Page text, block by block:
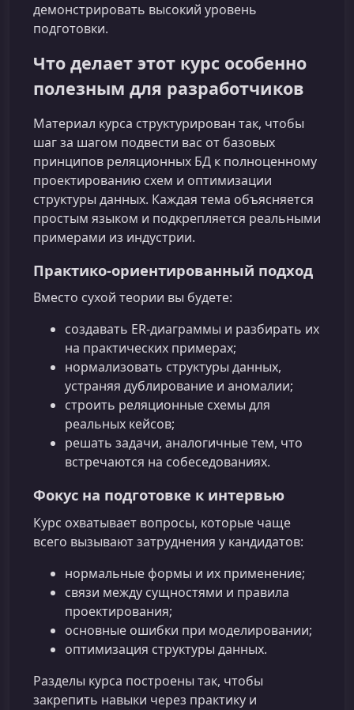
демонстрировать высокий уровень
подготовки.
Что делает этот курс особенно
полезным для разработчиков
Материал курса структурирован так, чтобы
шаг за шагом подвести вас от базовых
принципов реляционных БД к полноценному
проектированию схем и оптимизации
структуры данных. Каждая тема объясняется
простым языком и подкрепляется реальными
примерами из индустрии.
Практико-ориентированный подход
Вместо сухой теории вы будете:
создавать ER-диаграммы и разбирать их
на практических примерах;
нормализовать структуры данных,
устраняя дублирование и аномалии;
строить реляционные схемы для
реальных кейсов;
решать задачи, аналогичные тем, что
встречаются на собеседованиях.
Фокус на подготовке к интервью
Курс охватывает вопросы, которые чаще
всего вызывают затруднения у кандидатов:
нормальные формы и их применение;
связи между сущностями и правила
проектирования;
основные ошибки при моделировании;
оптимизация структуры данных.
Разделы курса построены так, чтобы
закрепить навыки через практику и